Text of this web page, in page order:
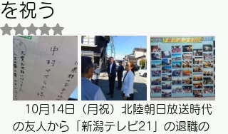
を祝う
5つ星のうちNaNと評価されています。
10月14日（月祝）北陸朝日放送時代
の友人から「新潟テレビ21」の退職の